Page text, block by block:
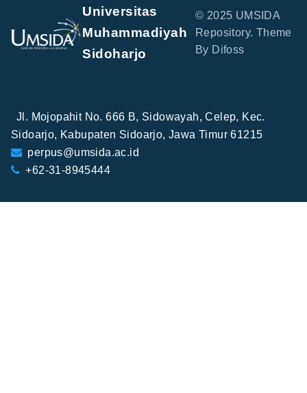
Universitas
Muhammadiyah
Sidoharjo
© 2025 UMSIDA
Repository. Theme
By Difoss
Jl. Mojopahit No. 666 B, Sidowayah, Celep, Kec.
Sidoarjo, Kabupaten Sidoarjo, Jawa Timur 61215
perpus@umsida.ac.id
+62-31-8945444